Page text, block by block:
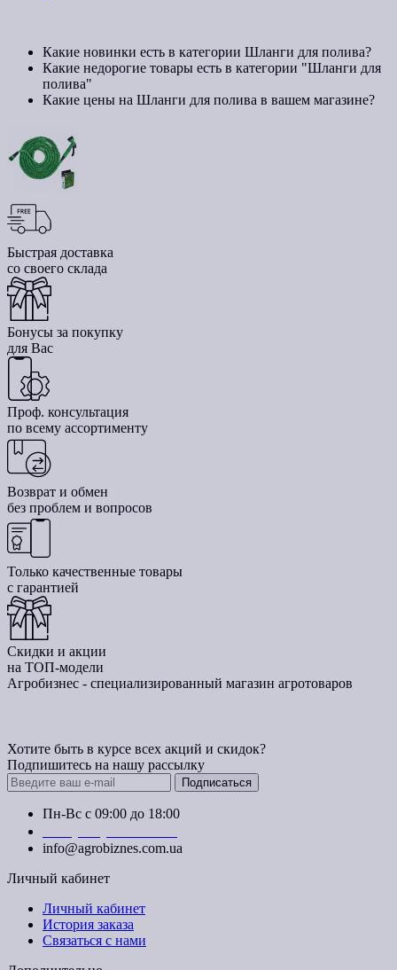
Какие новинки есть в категории Шланги для полива?
Какие недорогие товары есть в категории "Шланги для
полива"
Какие цены на Шланги для полива в вашем магазине?
Быстрая доставка
со своего склада
Бонусы за покупку
для Вас
Проф. консультация
по всему ассортименту
Возврат и обмен
без проблем и вопросов
Только качественные товары
с гарантией
Скидки и акции
на ТОП-модели
Агробизнес - специализированный магазин агротоваров
Хотите быть в курсе всех акций и скидок?
Подпишитесь на нашу рассылку
Подписаться
Пн-Вс с 09:00 до 18:00
info@agrobiznes.com.ua
Личный кабинет
Личный кабинет
История заказа
Связаться с нами